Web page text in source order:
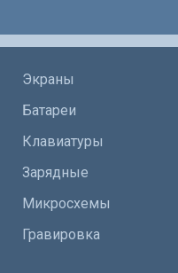
Экраны
Батареи
Клавиатуры
Зарядные
Микросхемы
Гравировка